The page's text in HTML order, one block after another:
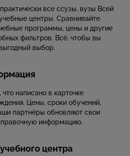
все ссузы, вузы Всей
центры. Сравнивайте
программы, цены и другие
фильтров. Всё, чтобы вы
выбор.
написано в карточке
Цены, сроки обучений,
партнёры обновляют свои
информацию.
центра